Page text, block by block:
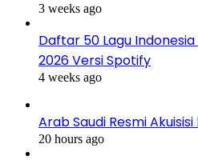
3 weeks ago
Daftar 50 Lagu
2026 Versi Spotify
4 weeks ago
Arab Saudi Resmi
20 hours ago